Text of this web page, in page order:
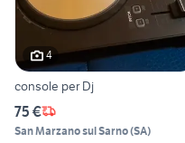
4
console per Dj
75 €
San Marzano sul Sarno(SA)